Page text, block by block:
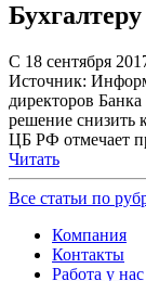
Бухгалтеру
С 18 сентября
Источник:
директоров
решение снизить
ЦБ РФ отмечает
Читать
Все статьи по
Компания
Контакты
Работа у нас